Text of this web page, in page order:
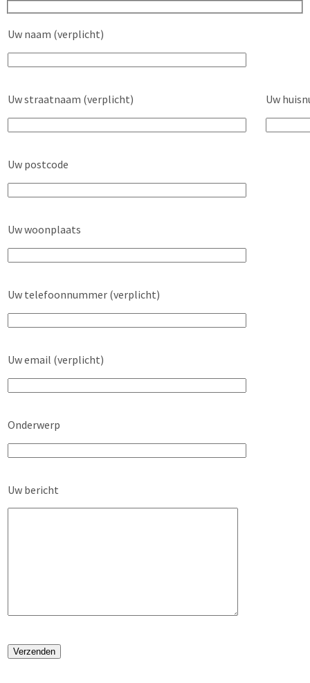
Uw naam (verplicht)
Uw straatnaam (verplicht) Uw
Uw postcode
Uw woonplaats
Uw telefoonnummer (verplicht)
Uw email (verplicht)
Onderwerp
Uw bericht